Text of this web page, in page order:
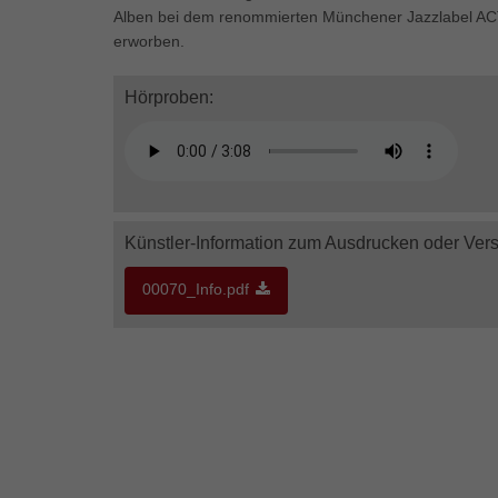
Alben bei dem renommierten Münchener Jazzlabel
erworben.
Hörproben:
Künstler-Information zum Ausdrucken oder
00070_Info.pdf